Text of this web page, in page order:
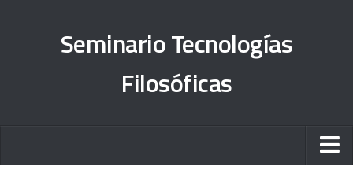
Seminario Tecnologías
Filosóficas